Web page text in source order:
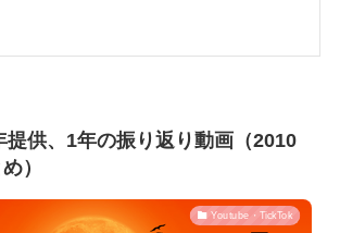
供、1年の振り返り動画（2010
）
Youtube・TickTok